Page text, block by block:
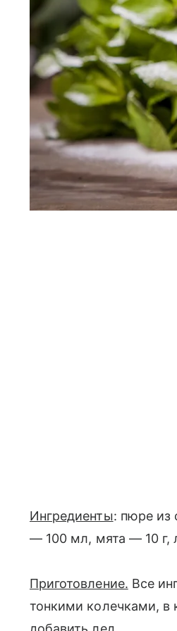
Ингредиенты: пюре из
— 100 мл, мята — 10 г,
Приготовление. Все
тонкими колечками, в